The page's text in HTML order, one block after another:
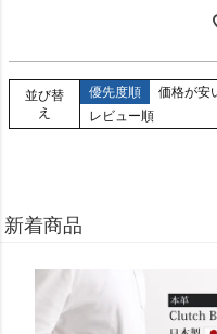
並び替
え
優先度順 価格が安
レビュー順
新着商品